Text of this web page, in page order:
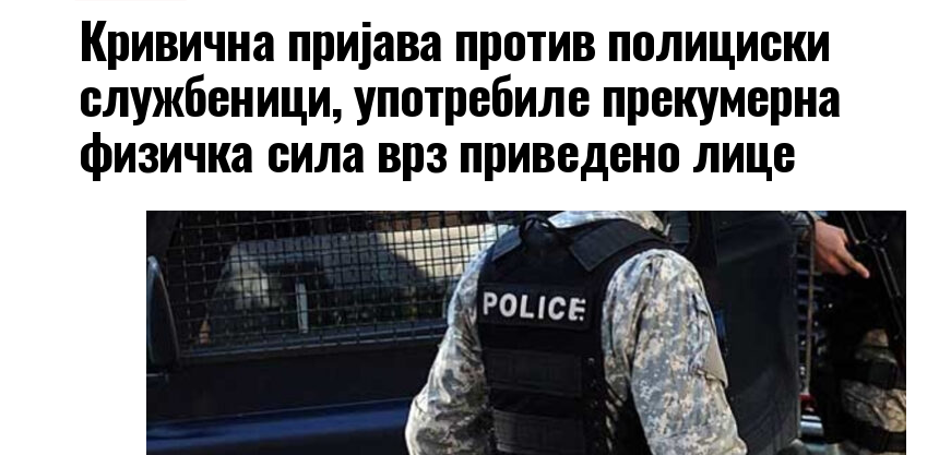
Кривична пријава против полициски
службеници, употребиле прекумерна
физичка сила врз приведено лице